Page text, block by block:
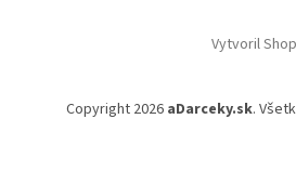
Vytvoril
Copyright 2026 aDarceky.sk.